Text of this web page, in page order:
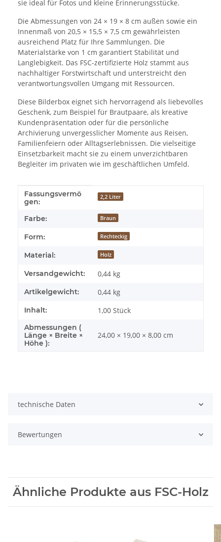
sie ideal für Fotos und kleine Erinnerungsstücke.
Die Abmessungen von 24 × 19 × 8 cm außen sowie ein
Innenmaß von 20,5 × 15,5 × 7,5 cm gewährleisten
ausreichend Platz für Ihre Sammlungen. Die
Materialstärke von 1 cm garantiert Stabilität und
Langlebigkeit. Das FSC-zertifizierte Holz stammt aus
nachhaltiger Forstwirtschaft und unterstreicht den
verantwortungsvollen Umgang mit Ressourcen.
Diese Bilderbox eignet sich hervorragend als liebevolles
Geschenk, zum Beispiel für Brautpaare, als kreative
Kundenpräsentation oder für die persönliche
Archivierung unvergesslicher Momente aus Reisen,
Familienfeiern oder Alltagserlebnissen. Die vielseitige
Einsetzbarkeit macht sie zu einem unverzichtbaren
Begleiter im privaten wie im geschäftlichen Umfeld.
Produkteigenschaft
Wert
Fassungsvermö
gen:
2,2 Liter
Farbe: Braun
Form: Rechteckig
Material: Holz
Versandgewicht: 0,44 kg
Artikelgewicht: 0,44 kg
Inhalt: 1,00 Stück
Abmessungen (
Länge × Breite ×
Höhe ):
24,00 × 19,00 × 8,00 cm
technische Daten
Bewertungen
Ähnliche Produkte aus FSC-Holz